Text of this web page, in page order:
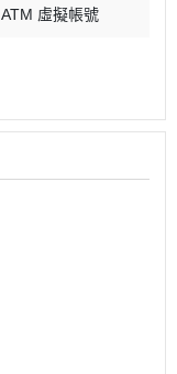
ATM 虛擬帳號